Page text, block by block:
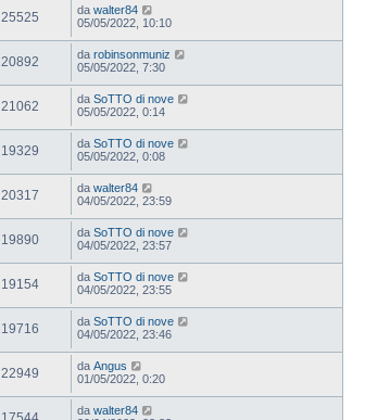
25525 da walter84
05/05/2022, 10:10
20892 da robinsonmuniz
05/05/2022, 7:30
21062 da SoTTO di nove
05/05/2022, 0:14
19329 da SoTTO di nove
05/05/2022, 0:08
20317 da walter84
04/05/2022, 23:59
19890 da SoTTO di nove
04/05/2022, 23:57
19154 da SoTTO di nove
04/05/2022, 23:55
19716 da SoTTO di nove
04/05/2022, 23:46
22949 da Angus
01/05/2022, 0:20
da walter84